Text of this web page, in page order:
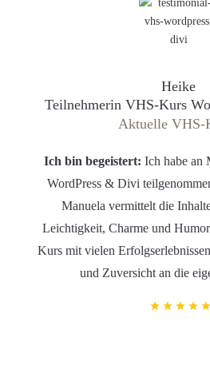
Heike
Teilnehmerin VHS-Kurs
Aktuelle VHS-
Ich bin begeistert: Ich habe an
WordPress & Divi
Manuela vermittelt die
Leichtigkeit, Charme und
Kurs mit vielen
und Zuversicht an die